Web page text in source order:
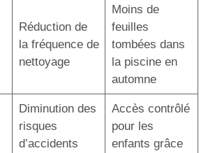
Réduction de
la fréquence de
nettoyage
Moins de
feuilles
tombées dans
la piscine en
automne
Diminution des
risques
d’accidents
Accès contrôlé
pour les
enfants grâce